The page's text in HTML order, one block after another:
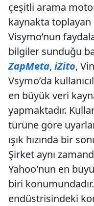
çeşitli arama
kaynakta toplayan
Visymo’nun
bilgiler sunduğu
ZapMeta, iZito,
Vsymo’da
en büyük veri
yapmaktadır.
türüne göre
ışık hızında bir
Şirket aynı
Yahoo'nun en
biri
endüstrisindeki